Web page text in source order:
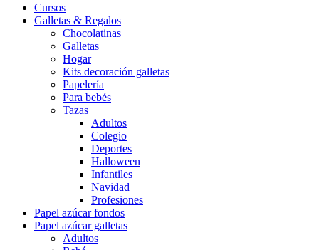
Cursos
Galletas & Regalos
Chocolatinas
Galletas
Hogar
Kits decoración galletas
Papelería
Para bebés
Tazas
Adultos
Colegio
Deportes
Halloween
Infantiles
Navidad
Profesiones
Papel azúcar fondos
Papel azúcar galletas
Adultos